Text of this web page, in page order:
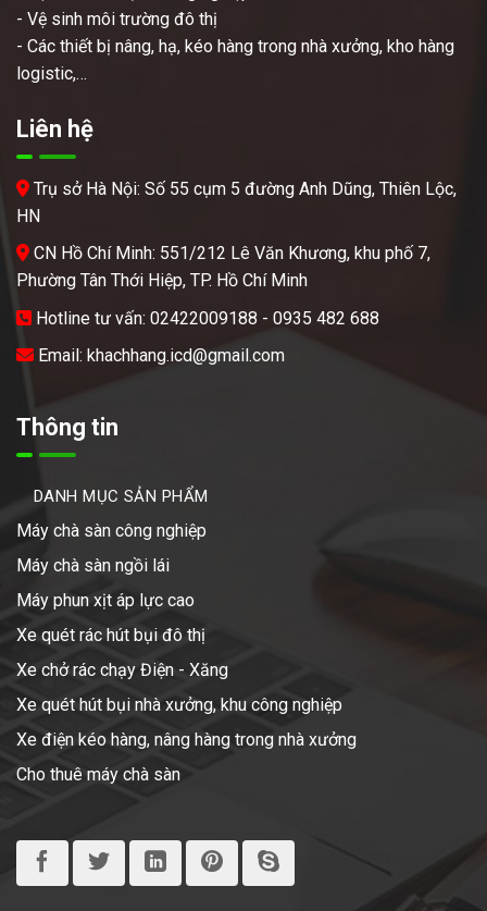
- Vệ sinh môi trường đô thị
- Các thiết bị nâng, hạ, kéo hàng trong nhà xưởng, kho hàng
logistic,…
Liên hệ
Trụ sở Hà Nội: Số 55 cụm 5 đường Anh Dũng, Thiên Lộc,
HN
CN Hồ Chí Minh: 551/212 Lê Văn Khương, khu phố 7,
Phường Tân Thới Hiệp, TP. Hồ Chí Minh
Hotline tư vấn: 02422009188 - 0935 482 688
Email: khachhang.icd@gmail.com
Thông tin
DANH MỤC SẢN PHẨM
Máy chà sàn công nghiệp
Máy chà sàn ngồi lái
Máy phun xịt áp lực cao
Xe quét rác hút bụi đô thị
Xe chở rác chạy Điện - Xăng
Xe quét hút bụi nhà xưởng, khu công nghiệp
Xe điện kéo hàng, nâng hàng trong nhà xưởng
Cho thuê máy chà sàn